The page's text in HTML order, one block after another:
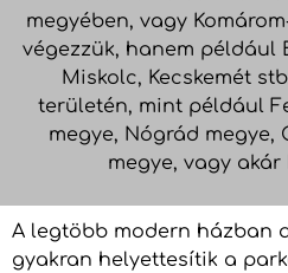
megyében, vagy
végezzük, hanem például
Miskolc, Kecskemét
területén, mint például
megye, Nógrád megye,
megye, vagy akár
A legtöbb modern házban
gyakran helyettesítik a